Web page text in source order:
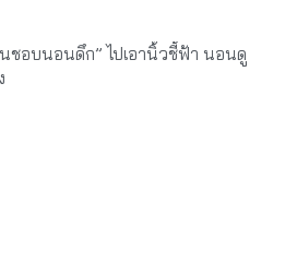
นชอบนอนดึก” ไปเอานิ้วชี้ฟ้า นอนดู